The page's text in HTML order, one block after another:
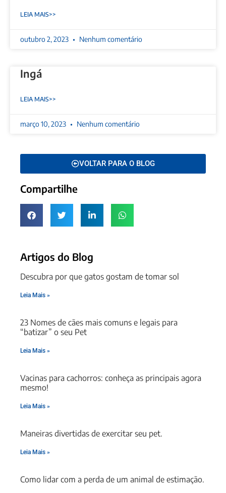
LEIA MAIS>>
outubro 2, 2023 Nenhum comentário
Ingá
LEIA MAIS>>
março 10, 2023 Nenhum comentário
VOLTAR PARA O BLOG
Compartilhe
Artigos do Blog
Descubra por que gatos gostam de tomar sol
Leia Mais »
23 Nomes de cães mais comuns e legais para
“batizar” o seu Pet
Leia Mais »
Vacinas para cachorros: conheça as principais agora
mesmo!
Leia Mais »
Maneiras divertidas de exercitar seu pet.
Leia Mais »
Como lidar com a perda de um animal de estimação.